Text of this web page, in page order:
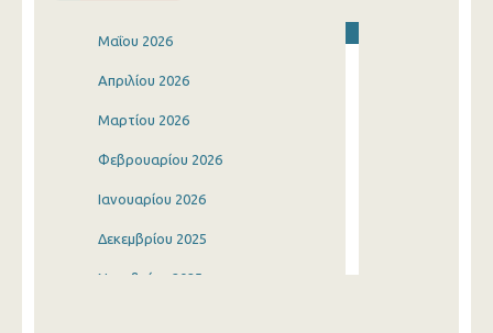
Μαΐου 2026
Απριλίου 2026
Μαρτίου 2026
Φεβρουαρίου 2026
Ιανουαρίου 2026
Δεκεμβρίου 2025
Νοεμβρίου 2025